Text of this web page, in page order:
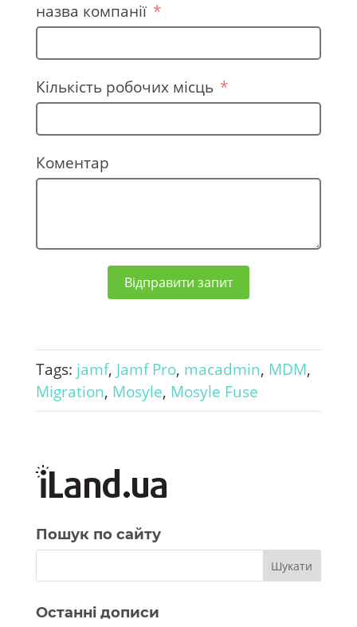
r
i
n
e
+
8
назва компанії
Кількість робочих місць
Коментар
Відправити запит
Tags: jamf, Jamf Pro, macadmin, MDM,
Migration, Mosyle, Mosyle Fuse
Пошук по сайту
Останні дописи